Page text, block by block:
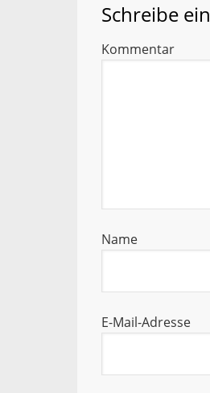
Schreibe
Kommentar
Name
E-Mail-Adresse